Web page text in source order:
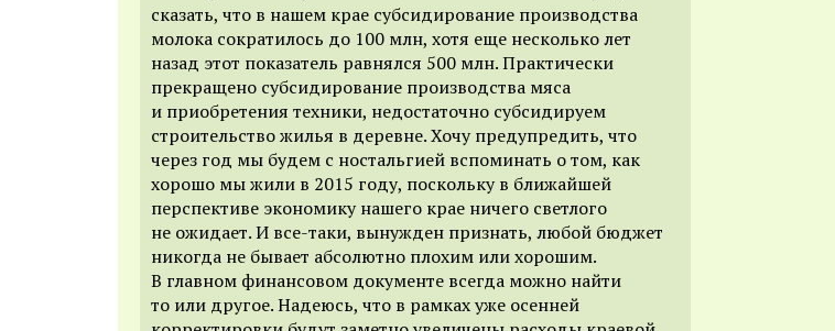
сказать, что в нашем крае субсидирование производства
молока сократилось до 100 млн, хотя еще несколько лет
назад этот показатель равнялся 500 млн. Практически
прекращено субсидирование производства мяса
и приобретения техники, недостаточно субсидируем
строительство жилья в деревне. Хочу предупредить, что
через год мы будем с ностальгией вспоминать о том, как
хорошо мы жили в 2015 году, поскольку в ближайшей
перспективе экономику нашего крае ничего светлого
не ожидает. И все-таки, вынужден признать, любой бюджет
никогда не бывает абсолютно плохим или хорошим.
В главном финансовом документе всегда можно найти
то или другое. Надеюсь, что в рамках уже осенней